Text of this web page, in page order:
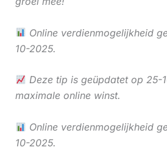
Online verdienmogelijkheid
10-2025.
Deze tip is geüpdatet op 25-
maximale online winst.
Online verdienmogelijkheid
10-2025.